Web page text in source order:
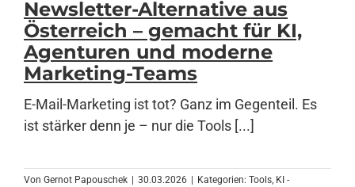
Anmelden
Newsletter-Alternative aus
Österreich – gemacht für KI,
Agenturen und moderne
Marketing-Teams
E-Mail-Marketing ist tot? Ganz im Gegenteil. Es
ist stärker denn je – nur die Tools [...]
Von Gernot Papouschek 30.03.2026 Kategorien: Tools, KI -